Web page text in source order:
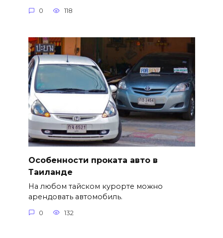
0 118
Особенности проката авто в
Таиланде
На любом тайском курорте можно
арендовать автомобиль.
0 132